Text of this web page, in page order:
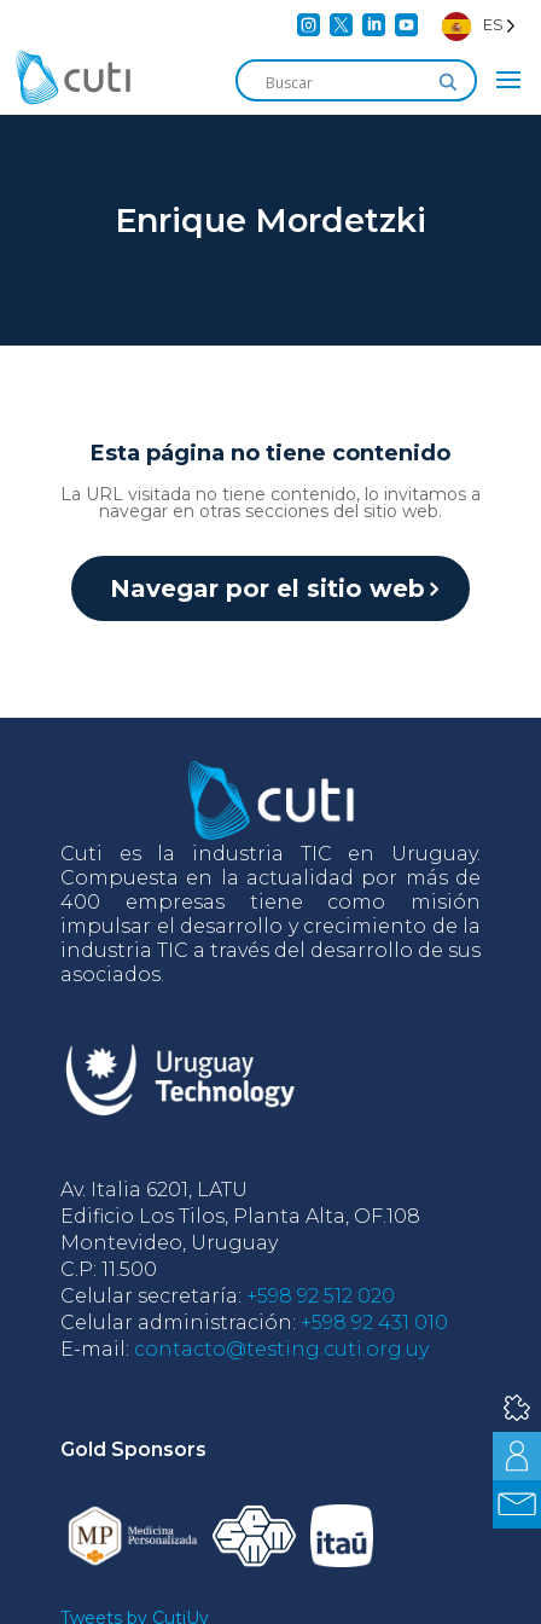
    ES
Enrique Mordetzki
Esta página no tiene contenido
La URL visitada no tiene contenido, lo invitamos a
navegar en otras secciones del sitio web.
Navegar por el sitio web
Cuti es la industria TIC en Uruguay.
Compuesta en la actualidad por más de
400 empresas tiene como misión
impulsar el desarrollo y crecimiento de la
industria TIC a través del desarrollo de sus
asociados.
Av. Italia 6201, LATU
Edificio Los Tilos, Planta Alta, OF.108
Montevideo, Uruguay
C.P: 11.500
Celular secretaría: +598 92 512 020
Celular administración: +598 92 431 010
E-mail: contacto@testing.cuti.org.uy
Gold Sponsors
Tweets by CutiUy